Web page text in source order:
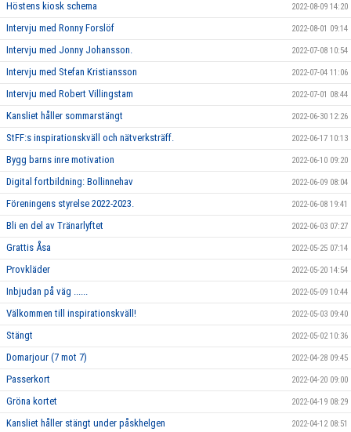
Höstens kiosk schema 2022-08-09 14:20
Intervju med Ronny Forslöf 2022-08-01 09:14
Intervju med Jonny Johansson. 2022-07-08 10:54
Intervju med Stefan Kristiansson 2022-07-04 11:06
Intervju med Robert Villingstam 2022-07-01 08:44
Kansliet håller sommarstängt 2022-06-30 12:26
StFF:s inspirationskväll och nätverksträff. 2022-06-17 10:13
Bygg barns inre motivation 2022-06-10 09:20
Digital fortbildning: Bollinnehav 2022-06-09 08:04
Föreningens styrelse 2022-2023. 2022-06-08 19:41
Bli en del av Tränarlyftet 2022-06-03 07:27
Grattis Åsa 2022-05-25 07:14
Provkläder 2022-05-20 14:54
Inbjudan på väg ...... 2022-05-09 10:44
Välkommen till inspirationskväll! 2022-05-03 09:40
Stängt 2022-05-02 10:36
Domarjour (7 mot 7) 2022-04-28 09:45
Passerkort 2022-04-20 09:00
Gröna kortet 2022-04-19 08:29
Kansliet håller stängt under påskhelgen 2022-04-12 08:51